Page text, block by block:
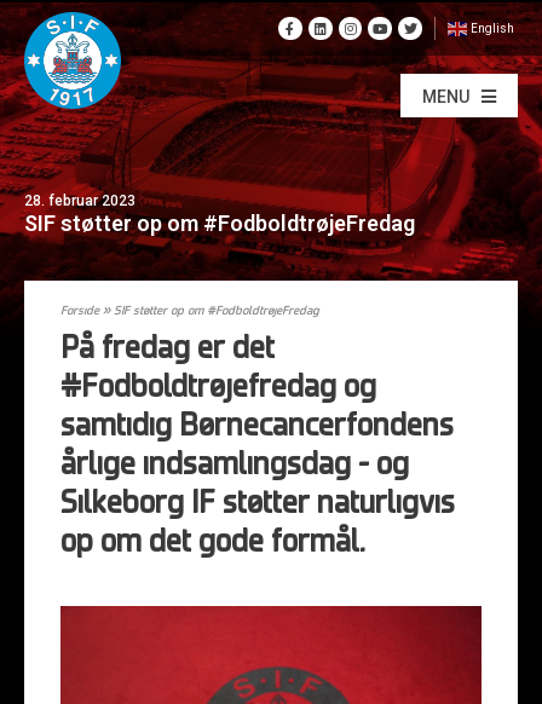
English
MENU
28. februar 2023
SIF støtter op om #FodboldtrøjeFredag
Forside»SIF støtter op om #FodboldtrøjeFredag
På fredag er det
#Fodboldtrøjefredag og
samtidig Børnecancerfondens
årlige indsamlingsdag – og
Silkeborg IF støtter naturligvis
op om det gode formål.